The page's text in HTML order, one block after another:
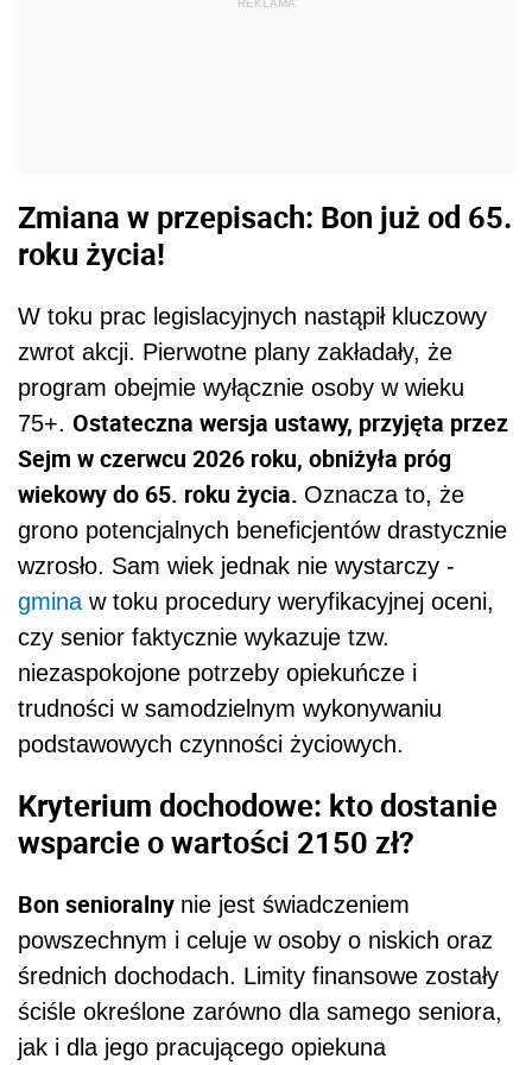
REKLAMA
Zmiana w przepisach: Bon już od 65.
roku życia!
W toku prac legislacyjnych nastąpił kluczowy
zwrot akcji. Pierwotne plany zakładały, że
program obejmie wyłącznie osoby w wieku
75+. Ostateczna wersja ustawy, przyjęta przez
Sejm w czerwcu 2026 roku, obniżyła próg
wiekowy do 65. roku życia. Oznacza to, że
grono potencjalnych beneficjentów drastycznie
wzrosło. Sam wiek jednak nie wystarczy -
gmina w toku procedury weryfikacyjnej oceni,
czy senior faktycznie wykazuje tzw.
niezaspokojone potrzeby opiekuńcze i
trudności w samodzielnym wykonywaniu
podstawowych czynności życiowych.
Kryterium dochodowe: kto dostanie
wsparcie o wartości 2150 zł?
Bon senioralny nie jest świadczeniem
powszechnym i celuje w osoby o niskich oraz
średnich dochodach. Limity finansowe zostały
ściśle określone zarówno dla samego seniora,
jak i dla jego pracującego opiekuna